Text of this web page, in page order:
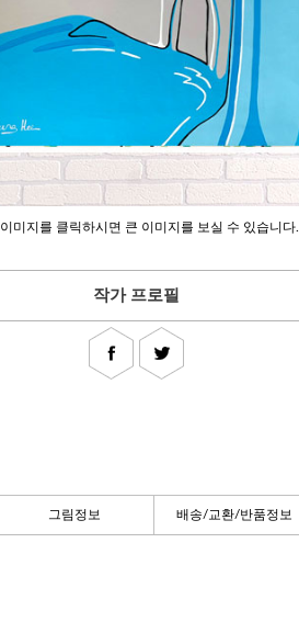
이미지를 클릭하시면 큰 이미지를 보실 수 있습니다.
작가 프로필
그림정보 배송/교환/반품정보